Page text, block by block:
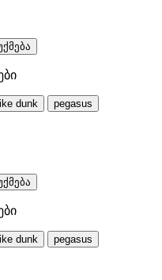
dunk
pegasus
dunk
pegasus